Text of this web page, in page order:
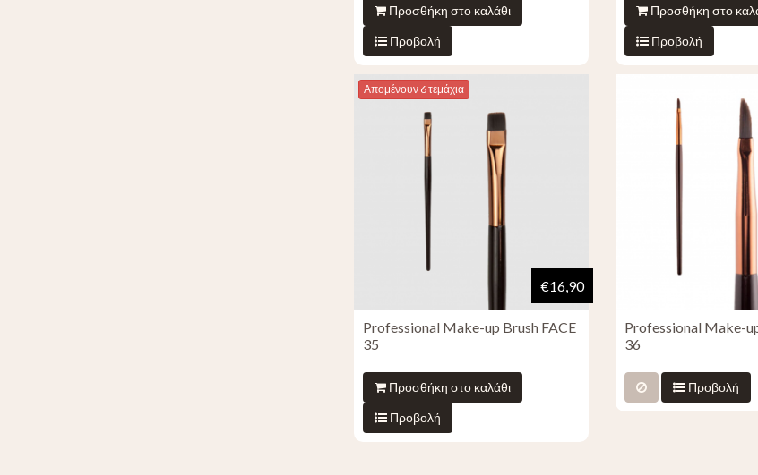
Προσθήκη στο καλάθι
Προβολή
Προσθήκη στο
Προβολή
Απομένουν 6 τεμάχια
Professional Make-up Brush FACE
35
€16,90
Προσθήκη στο καλάθι
Προβολή
Professional Make-
36
Προβολή